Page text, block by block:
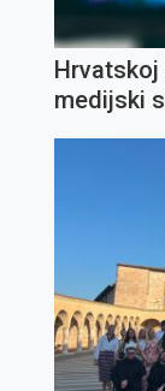
Hrvatskoj
medijski